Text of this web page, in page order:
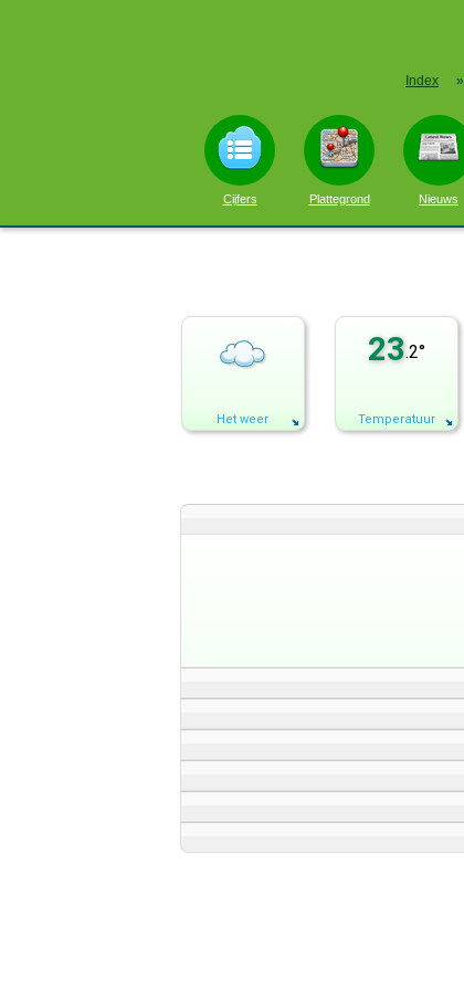
Index »
Cijfers Plattegrond Nieuws
Het weer
23.2°
Temperatuur